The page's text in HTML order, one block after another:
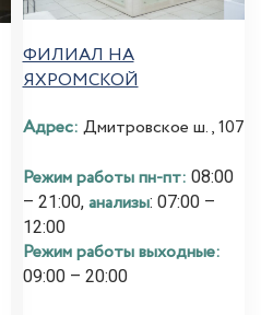
ФИЛИАЛ НА
ЯХРОМСКОЙ
Адрес: Дмитровское ш., 107
Режим работы пн-пт: 08:00
– 21:00, анализы: 07:00 –
12:00
Режим работы выходные:
09:00 – 20:00